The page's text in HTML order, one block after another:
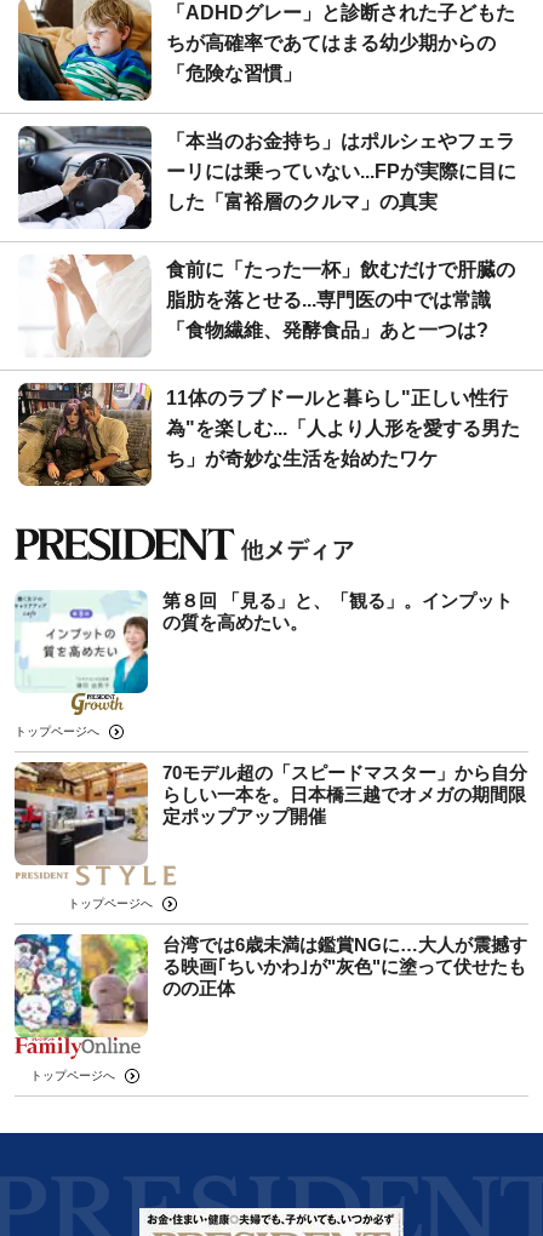
「ADHDグレー」と診断された子どもた
ちが高確率であてはまる幼少期からの
「危険な習慣」
「本当のお金持ち」はポルシェやフェラ
ーリには乗っていない...FPが実際に目に
した「富裕層のクルマ」の真実
食前に「たった一杯」飲むだけで肝臓の
脂肪を落とせる...専門医の中では常識
「食物繊維、発酵食品」あと一つは?
11体のラブドールと暮らし"正しい性行
為"を楽しむ...「人より人形を愛する男た
ち」が奇妙な生活を始めたワケ
第８回 「見る」と、「観る」。インプット
の質を高めたい。
トップページへ
70モデル超の「スピードマスター」から自分
らしい一本を。日本橋三越でオメガの期間限
定ポップアップ開催
トップページへ
台湾では6歳未満は鑑賞NGに…大人が震撼す
る映画｢ちいかわ｣が"灰色"に塗って伏せたも
のの正体
トップページへ